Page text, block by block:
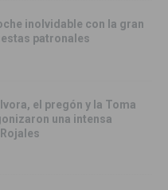
inolvidable con la gran
patronales
el pregón y la Toma
una intensa